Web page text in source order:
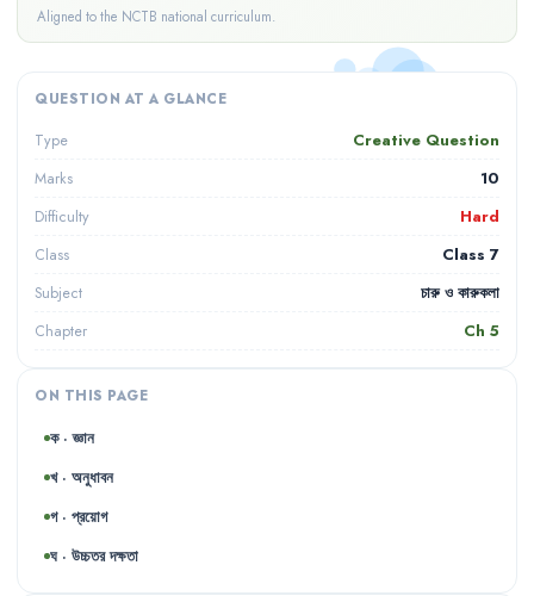
Aligned to the NCTB national curriculum.
QUESTION AT A GLANCE
Type Creative Question
Marks 10
Difficulty Hard
Class Class 7
Subject চারু ও কারুকলা
Chapter Ch 5
ON THIS PAGE
ক · জ্ঞান
খ · অনুধাবন
গ · প্রয়োগ
ঘ · উচ্চতর দক্ষতা